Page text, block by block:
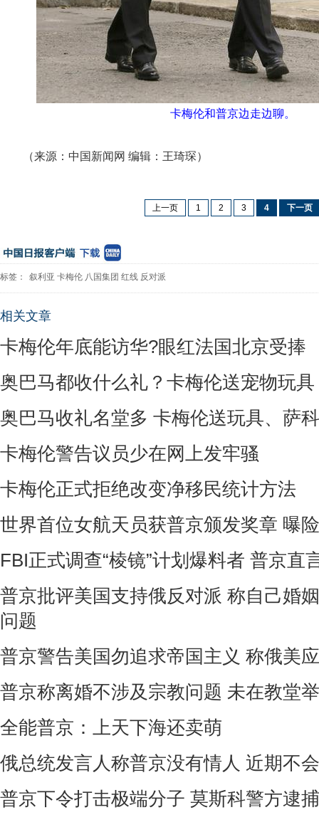
卡梅伦和普京边走边聊。
（来源：中国新闻网 编辑：王琦琛）
上一页 1 2 3 4 下一页
标签： 叙利亚 卡梅伦 八国集团 红线 反对派
相关文章
卡梅伦年底能访华?眼红法国北京受捧
奥巴马都收什么礼？卡梅伦送宠物玩具
奥巴马收礼名堂多 卡梅伦送玩具、萨
卡梅伦警告议员少在网上发牢骚
卡梅伦正式拒绝改变净移民统计方法
世界首位女航天员获普京颁发奖章 曝
FBI正式调查“棱镜”计划爆料者 普京直
普京批评美国支持俄反对派 称自己婚
问题
普京警告美国勿追求帝国主义 称俄美
普京称离婚不涉及宗教问题 未在教堂
全能普京：上天下海还卖萌
俄总统发言人称普京没有情人 近期不
普京下令打击极端分子 莫斯科警方逮